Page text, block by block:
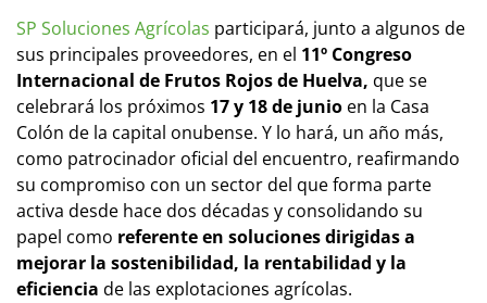
SP Soluciones Agrícolas participará, junto a algunos de
sus principales proveedores, en el 11º Congreso
Internacional de Frutos Rojos de Huelva, que se
celebrará los próximos 17 y 18 de junio en la Casa
Colón de la capital onubense. Y lo hará, un año más,
como patrocinador oficial del encuentro, reafirmando
su compromiso con un sector del que forma parte
activa desde hace dos décadas y consolidando su
papel como referente en soluciones dirigidas a
mejorar la sostenibilidad, la rentabilidad y la
eficiencia de las explotaciones agrícolas.